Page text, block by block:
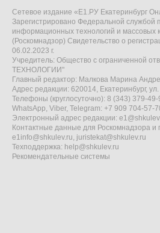
Сетевое издание «Е1.РУ Екатеринбург
Зарегистрировано Федеральной службой
информационных технологий и массовых
(Роскомнадзор) Свидетельство о
06.02.2023 г.
Учредитель: Общество с ограниченной
ТЕХНОЛОГИИ"
Главный редактор: Малкова Марина
Адрес редакции: 620014, Екатеринбург,
Телефоны (круглосуточно): 8 (343) 379-
WhatsApp, Viber, Telegram: +7 909 704-57-
Электронный адрес редакции:
Контактные данные для Роскомнадзора и
e1info@shkulev.ru, juristekat@shkulev.ru
Техподдержка: help@shkulev.ru
Рекомендательные системы